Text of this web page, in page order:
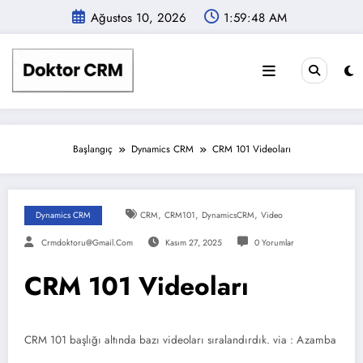
Ağustos 10, 2026 1:59:48 AM
Başlangıç Dynamics CRM CRM 101 Videoları
Dynamics CRM CRM, CRM101, DynamicsCRM, Video
Crmdoktoru@gmail.com Kasım 27, 2025 0 Yorumlar
CRM 101 Videoları
CRM 101 başlığı altında bazı videoları sıralandırdık. via : Azamba